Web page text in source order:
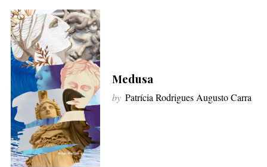
Medusa
by Patrícia Rodrigues Augusto Carra